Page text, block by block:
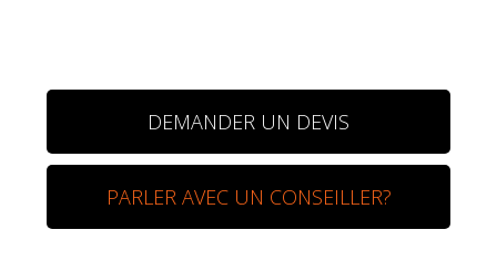
DEMANDER UN DEVIS
PARLER AVEC UN CONSEILLER?